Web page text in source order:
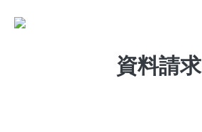
資料請求